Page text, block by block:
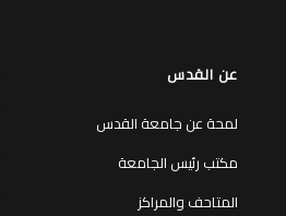
عن القدس
لمحة عن جامعة القدس
مكتب رئيس الجامعة
المتاحف والمراكز